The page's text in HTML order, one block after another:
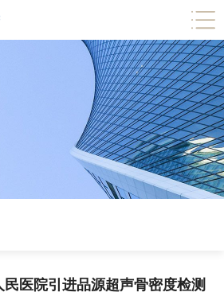
医院引进品源超声骨密度检测